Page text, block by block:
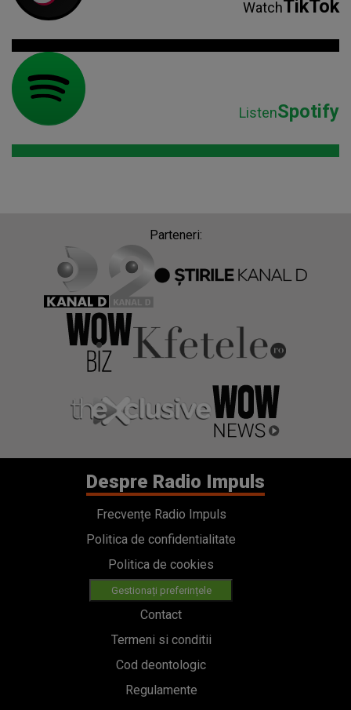
WatchTikTok
ListenSpotify
Parteneri:
Despre Radio Impuls
Frecvențe Radio Impuls
Politica de confidentialitate
Politica de cookies
Gestionați preferințele
Contact
Termeni si conditii
Cod deontologic
Regulamente